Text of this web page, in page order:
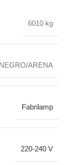
6010 kg
NEGRO/ARENA
Fabrilamp
220-240 V